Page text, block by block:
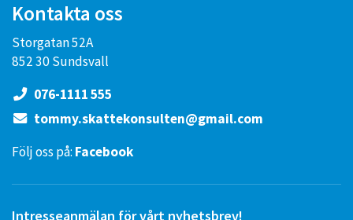
Kontakta oss
Storgatan 52A
852 30 Sundsvall
076-1111 555
tommy.skattekonsulten@gmail.com
Följ oss på: Facebook
Intresseanmälan för vårt nyhetsbrev!